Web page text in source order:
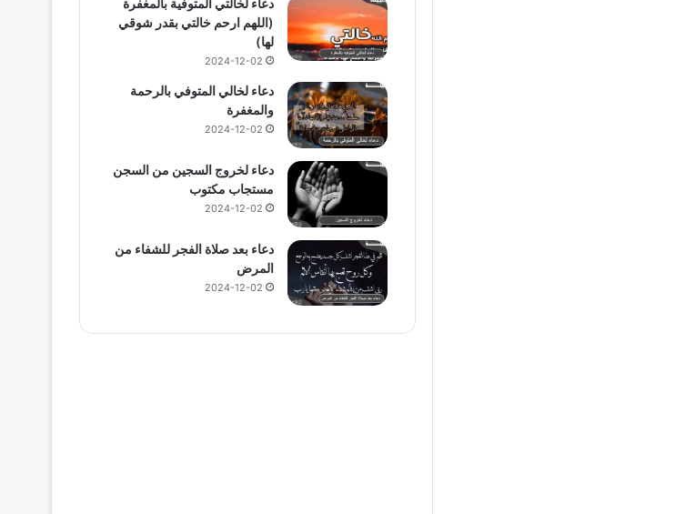
(اللهم ارحم خالتي بقدر شوقي
لها)
2024-12-02
دعاء لخالي المتوفي بالرحمة
والمغفرة
2024-12-02
دعاء لخروج السجين من السجن
مستجاب مكتوب
2024-12-02
دعاء بعد صلاة الفجر للشفاء من
المرض
2024-12-02